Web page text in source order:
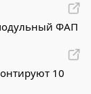
ФАП
10